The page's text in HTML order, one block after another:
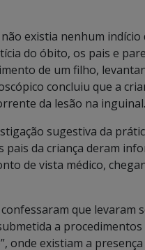
existia nenhum indício
do óbito, os pais e
de um filho,
concluiu que a
da lesão na inguinal.
sugestiva da
da criança deram
de vista médico,
que levaram
a
onde existiam a